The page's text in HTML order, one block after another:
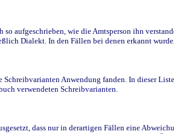
wie die Amtsperson ihn
Dialekt. In den Fällen bei denen erkannt
Anwendung fanden. In dieser
verwendeten Schreibvarianten.
dass nur in derartigen Fällen eine